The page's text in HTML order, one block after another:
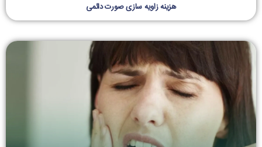
هزینه زاویه سازی صورت دائمی